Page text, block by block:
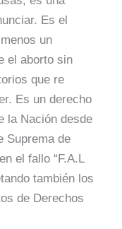
Es el
un
el aborto sin
que re
Es un derecho
la Nación desde
Suprema de
el fallo “F.A.L
también los
de Derechos